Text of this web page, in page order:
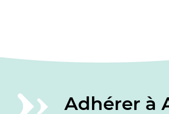
Adhérer à